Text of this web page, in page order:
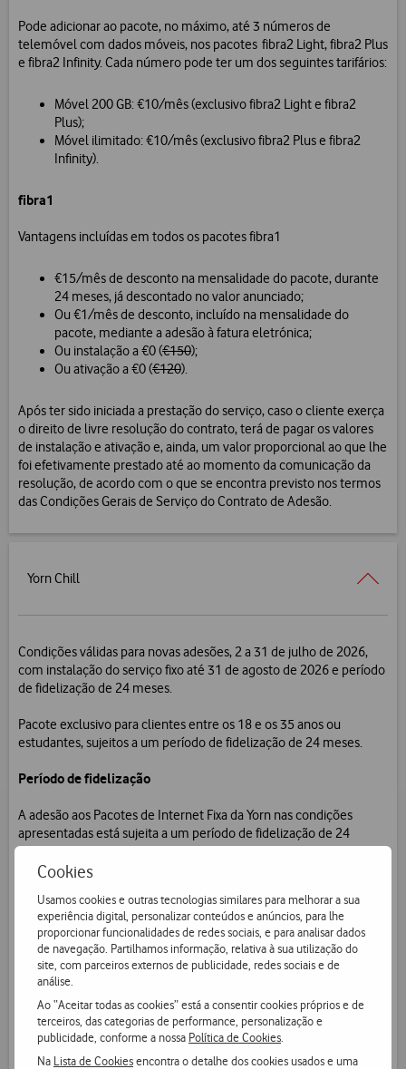
Cookies
Usamos cookies e outras tecnologias similares para melhorar a sua
experiência digital, personalizar conteúdos e anúncios, para lhe
proporcionar funcionalidades de redes sociais, e para analisar dados
de navegação. Partilhamos informação, relativa à sua utilização do
site, com parceiros externos de publicidade, redes sociais e de
análise.
Ao “Aceitar todas as cookies” está a consentir cookies próprios e de
terceiros, das categorias de performance, personalização e
publicidade, conforme a nossa Política de Cookies
Na Lista de Cookiesencontra o detalhe dos cookies usados e uma
Pode adicionar ao pacote, no máximo, até 3 números de
telemóvel com dados móveis, nos pacotes fibra2 Light, fibra2 Plus
e fibra2 Infinity. Cada número pode ter um dos seguintes tarifários:
Móvel 200 GB: €10/mês (exclusivo fibra2 Light e fibra2
Plus);
Móvel ilimitado: €10/mês (exclusivo fibra2 Plus e fibra2
Infinity).
fibra1
Vantagens incluídas em todos os pacotes fibra1
€15/mês de desconto na mensalidade do pacote, durante
24 meses, já descontado no valor anunciado;
Ou €1/mês de desconto, incluído na mensalidade do
pacote, mediante a adesão à fatura eletrónica;
Ou instalação a €0 (€150);
Ou ativação a €0 (€120).
Após ter sido iniciada a prestação do serviço, caso o cliente exerça
o direito de livre resolução do contrato, terá de pagar os valores
de instalação e ativação e, ainda, um valor proporcional ao que lhe
foi efetivamente prestado até ao momento da comunicação da
resolução, de acordo com o que se encontra previsto nos termos
das Condições Gerais de Serviço do Contrato de Adesão.
Yorn Chill
Condições válidas para novas adesões, 2 a 31 de julho de 2026,
com instalação do serviço fixo até 31 de agosto de 2026 e período
de fidelização de 24 meses.
Pacote exclusivo para clientes entre os 18 e os 35 anos ou
estudantes, sujeitos a um período de fidelização de 24 meses.
Período de fidelização
A adesão aos Pacotes de Internet Fixa da Yorn nas condições
apresentadas está sujeita a um período de fidelização de 24
meses.
o pagamento dos encargos correspondentes à cessação
antecipada do contrato.
Este montante não pode exceder o menor dos seguintes valores:
Vantagem conferida: identificada na secção Preços, no
quadro “Ofertas e/ou descontos (vantagens) associados à
fidelização” do resumo de contrato, de forma proporcional
ao remanescente do período de fidelização;